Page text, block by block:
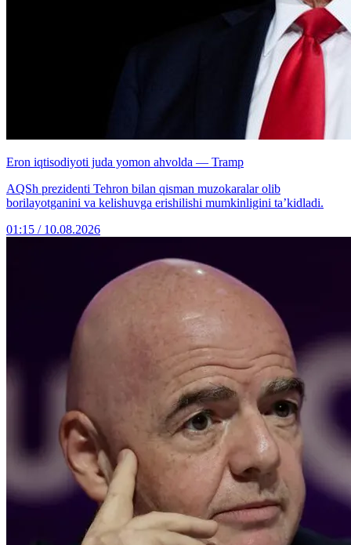
Eron iqtisodiyoti juda yomon ahvolda — Tramp
AQSh prezidenti Tehron bilan qisman muzokaralar olib
borilayotganini va kelishuvga erishilishi mumkinligini ta’kidladi.
01:15 / 10.08.2026